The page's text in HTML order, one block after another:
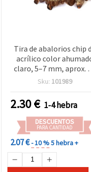
Tira de abalorios chip
acrílico color
claro, 5–7 mm, aprox.
cm – Ideal para bisutería
Sku: 101989
2.30€ 1-4 hebra
DESCUENTOS
PARA CANTIDAD
2.07 €- 10 %5 hebra +